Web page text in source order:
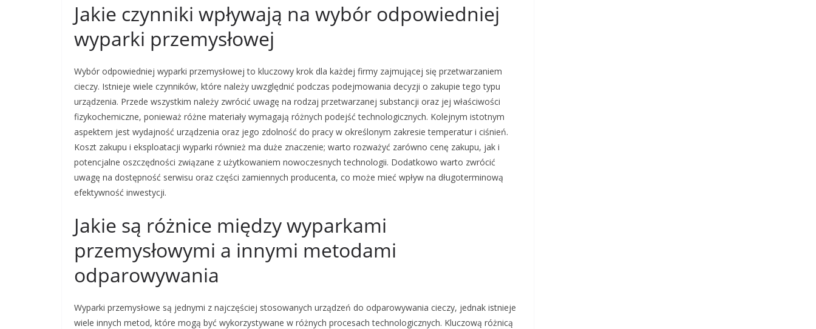
Jakie czynniki wpływają na wybór odpowiedniej
wyparki przemysłowej
Wybór odpowiedniej wyparki przemysłowej to kluczowy krok dla każdej firmy zajmującej się przetwarzaniem
cieczy. Istnieje wiele czynników, które należy uwzględnić podczas podejmowania decyzji o zakupie tego typu
urządzenia. Przede wszystkim należy zwrócić uwagę na rodzaj przetwarzanej substancji oraz jej właściwości
fizykochemiczne, ponieważ różne materiały wymagają różnych podejść technologicznych. Kolejnym istotnym
aspektem jest wydajność urządzenia oraz jego zdolność do pracy w określonym zakresie temperatur i ciśnień.
Koszt zakupu i eksploatacji wyparki również ma duże znaczenie; warto rozważyć zarówno cenę zakupu, jak i
potencjalne oszczędności związane z użytkowaniem nowoczesnych technologii. Dodatkowo warto zwrócić
uwagę na dostępność serwisu oraz części zamiennych producenta, co może mieć wpływ na długoterminową
efektywność inwestycji.
Jakie są różnice między wyparkami
przemysłowymi a innymi metodami
odparowywania
Wyparki przemysłowe są jednymi z najczęściej stosowanych urządzeń do odparowywania cieczy, jednak istnieje
wiele innych metod, które mogą być wykorzystywane w różnych procesach technologicznych. Kluczową różnicą